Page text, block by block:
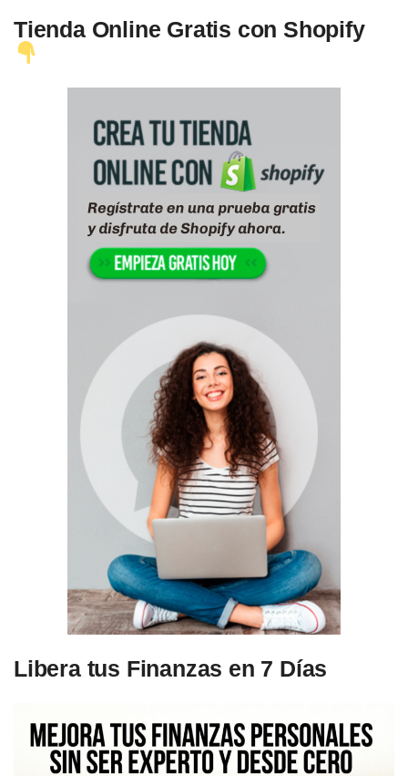
Tienda Online Gratis con Shopify
Libera tus Finanzas en 7 Días